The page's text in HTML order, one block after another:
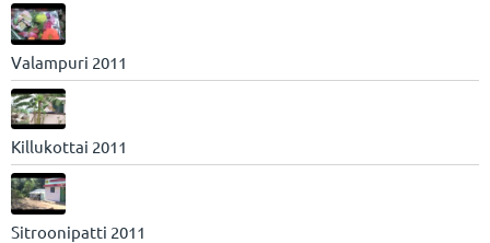
Valampuri 2011
Killukottai 2011
Sitroonipatti 2011